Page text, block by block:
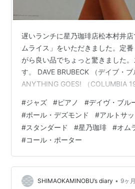
遅いランチに星乃珈琲店松本村井
ムライス」をいただきました。定
がら良い品でちょっと驚きました
す。 DAVE BRUBECK （デイブ・ブ
ANYTHING GOES! （COLUMBIA
アルバムを残しましたが、僕が手元
ポール・デズモンド（as）を擁した
で、とりわけスタンダード曲を演奏
盤です。 メンバーは、デイヴ・ブ
ール・デズモンド（as）、ジーン
ー・…
#ジャズ #ピアノ #デイヴ・ブル
#ポール・デズモンド #アルトサ
#スタンダード #星乃珈琲 #オム
#コール・ポーター
SHIMAOKAMINOBU’s diary • 9ヶ